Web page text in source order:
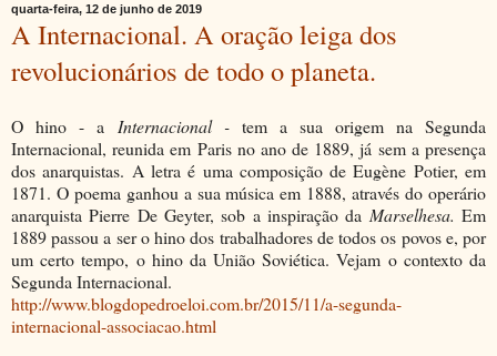
quarta-feira, 12 de junho de 2019
A Internacional. A oração leiga dos
revolucionários de todo o planeta.
O hino - a Internacional -tem a sua origem na Segunda
Internacional, reunida em Paris no ano de 1889, já sem a presença
dos anarquistas. A letra é uma composição de Eugène Potier, em
1871. O poema ganhou a sua música em 1888, através do operário
anarquista Pierre De Geyter, sob a inspiração da Marselhesa. Em
1889 passou a ser o hino dos trabalhadores de todos os povos e, por
um certo tempo, o hino da União Soviética. Vejam o contexto da
Segunda Internacional.
http://www.blogdopedroeloi.com.br/2015/11/a-segunda-
internacional-associacao.html